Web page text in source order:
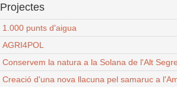
Projectes
1.000 punts d'aigua
AGRI4POL
Conservem la natura a la Solana de l'Alt
Creació d'una nova llacuna pel samaruc a